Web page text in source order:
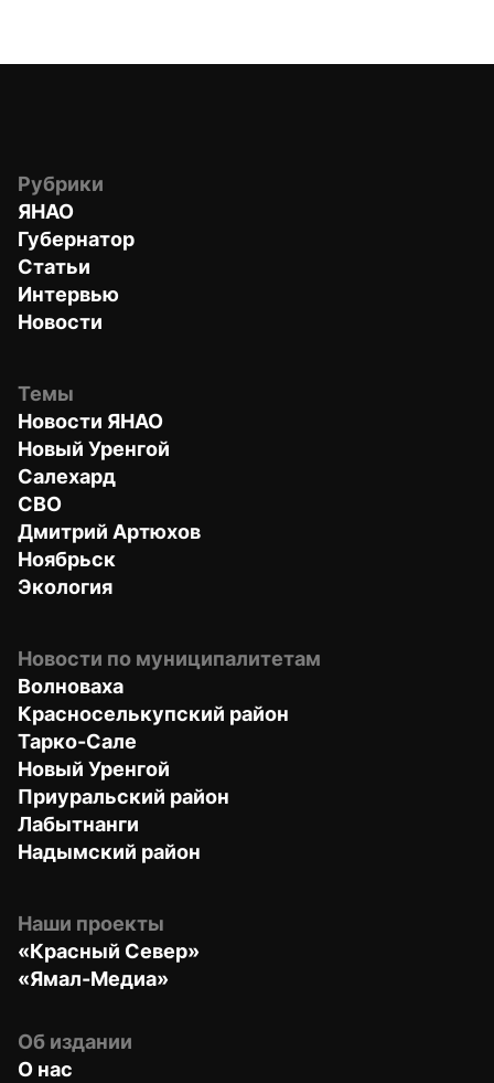
Рубрики
ЯНАО
Губернатор
Статьи
Интервью
Новости
Темы
Новости ЯНАО
Новый Уренгой
Салехард
СВО
Дмитрий Артюхов
Ноябрьск
Экология
Новости по муниципалитетам
Волноваха
Красноселькупский район
Тарко-Сале
Новый Уренгой
Приуральский район
Лабытнанги
Надымский район
Наши проекты
«Красный Север»
«Ямал-Медиа»
Об издании
О нас